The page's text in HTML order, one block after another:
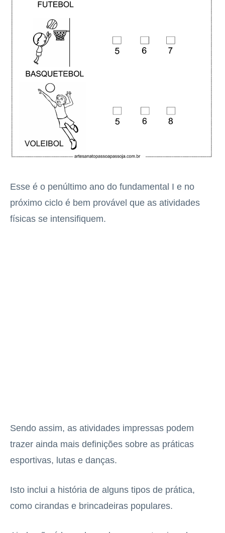
Esse é o penúltimo ano do fundamental I e no
próximo ciclo é bem provável que as atividades
físicas se intensifiquem.
Sendo assim, as atividades impressas podem
trazer ainda mais definições sobre as práticas
esportivas, lutas e danças.
Isto inclui a história de alguns tipos de prática,
como cirandas e brincadeiras populares.